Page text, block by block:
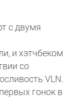
с двумя
и хэтчбеком
со
VLN.
гонок в